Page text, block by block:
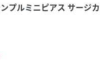
プルミニピアス サージカ